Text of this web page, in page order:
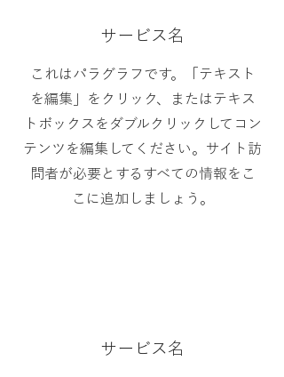
サービス名
これはパラグラフです。「テキスト
を編集」をクリック、またはテキス
トボックスをダブルクリックしてコン
テンツを編集してください。サイト訪
問者が必要とするすべての情報をこ
こに追加しましょう。
サービス名